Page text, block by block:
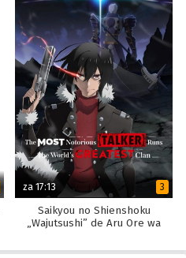
za 17:13 3
Saikyou no Shienshoku
„Wajutsushi” de Aru Ore wa
Shitagaeru